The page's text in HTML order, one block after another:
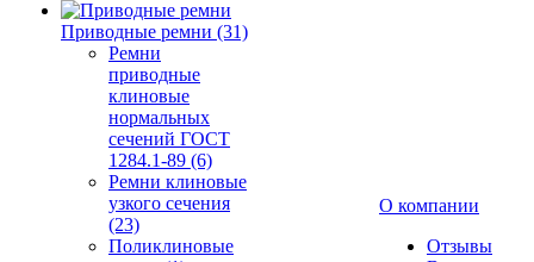
Приводные ремни (31)
Ремни
приводные
клиновые
нормальных
сечений ГОСТ
1284.1-89 (6)
Ремни клиновые
узкого сечения
(23)
Поликлиновые
О компании
Отзывы